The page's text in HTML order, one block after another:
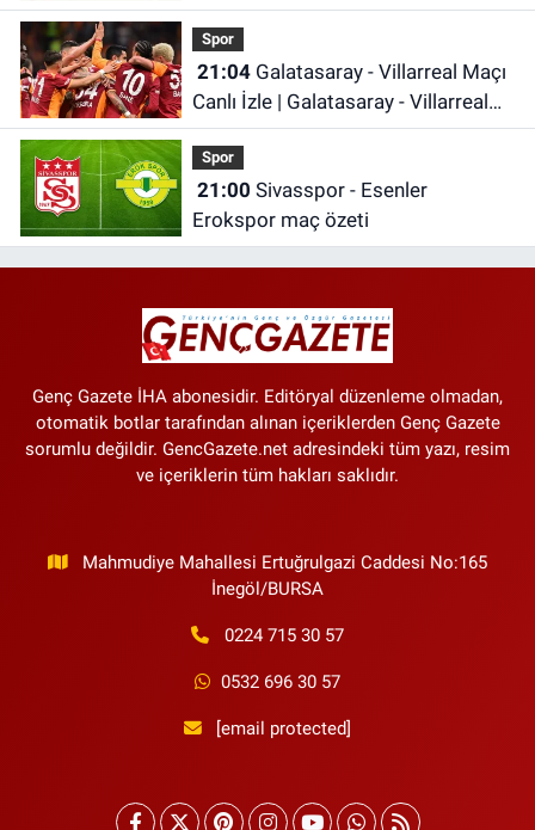
Spor
21:04Galatasaray - Villarreal Maçı
Canlı İzle | Galatasaray - Villarreal
Maçı Canlı Anlatım | Galatasaray
Maçı İzle
Spor
21:00
Erokspor maç özeti
Genç Gazete İHA abonesidir. Editöryal düzenleme olmadan,
otomatik botlar tarafından alınan içeriklerden Genç Gazete
sorumlu değildir. GencGazete.net adresindeki tüm yazı, resim
ve içeriklerin tüm hakları saklıdır.
Mahmudiye Mahallesi Ertuğrulgazi Caddesi No:165
İnegöl/BURSA
0224 715 30 57
0532 696 30 57
[email protected]